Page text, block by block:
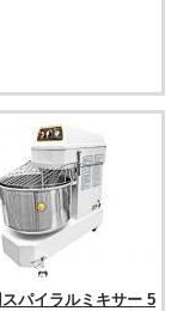
パイラルミキサー 5